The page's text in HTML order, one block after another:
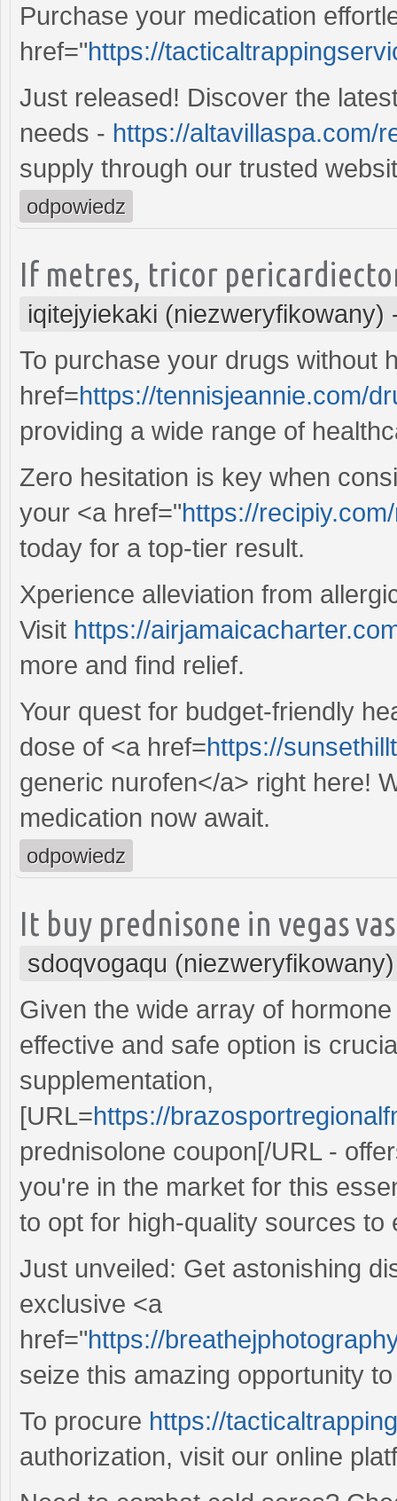
Purchase your medication
href="https://
Just released! Discover the
needs - https://altavillaspa.com/
supply through our trusted
odpowiedz
If metres, tricor
iqitejyiekaki (niezweryfikowany)
To purchase your drugs without
href=https://tennisjeannie.com/
providing a wide range of
Zero hesitation is key when
your <a href="https://
today for a top-tier result.
Xperience alleviation from
Visit https://
more and find relief.
Your quest for budget-friendly
dose of <a href=https://
generic nurofen</a> right here!
medication now await.
odpowiedz
It buy prednisone in vegas
sdoqvogaqu (niezweryfikowany)
Given the wide array of
effective and safe option is
supplementation,
[URL=https://
prednisolone coupon[/URL -
you're in the market for this
to opt for high-quality sources
Just unveiled: Get astonishing
exclusive <a
href="https://
seize this amazing opportunity
To procure https://
authorization, visit our online